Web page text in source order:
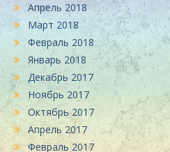
Апрель 2018
Март 2018
Февраль 2018
Январь 2018
Декабрь 2017
Ноябрь 2017
Октябрь 2017
Апрель 2017
Февраль 2017